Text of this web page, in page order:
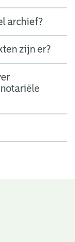
archief?
zijn er?